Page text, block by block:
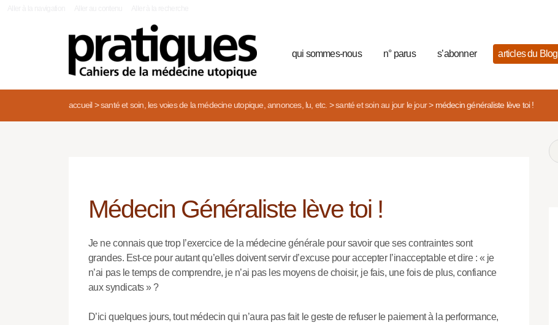
qui sommes-nous n° parus s’abonner articles du Blog
accueil> santé et soin, les voies de la médecine utopique, annonces, lu, etc. > santé et soin au jour le jour> médecin généraliste lève toi !
Médecin Généraliste lève toi !
Je ne connais que trop l’exercice de la médecine générale pour savoir que ses contraintes sont
grandes. Est-ce pour autant qu’elles doivent servir d’excuse pour accepter l’inacceptable et dire : « je
n’ai pas le temps de comprendre, je n’ai pas les moyens de choisir, je fais, une fois de plus, confiance
aux syndicats » ?
D’ici quelques jours, tout médecin qui n’aura pas fait le geste de refuser le paiement à la performance,